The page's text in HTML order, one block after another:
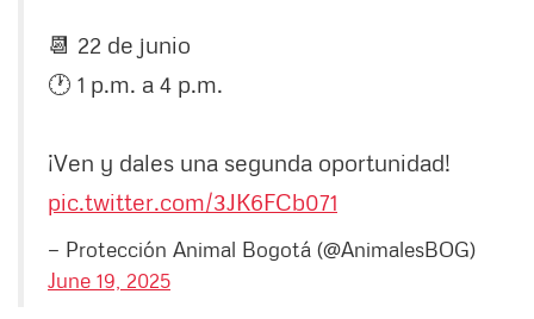
📆 22 de junio
🕐 1 p.m. a 4 p.m.
¡Ven y dales una segunda oportunidad!
pic.twitter.com/3JK6FCb071
— Protección Animal Bogotá (@AnimalesBOG)
June 19, 2025